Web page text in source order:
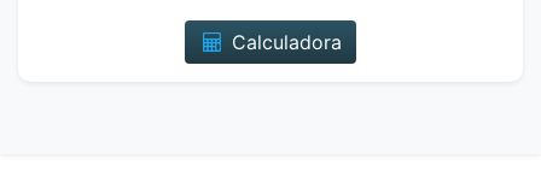
Calculadora